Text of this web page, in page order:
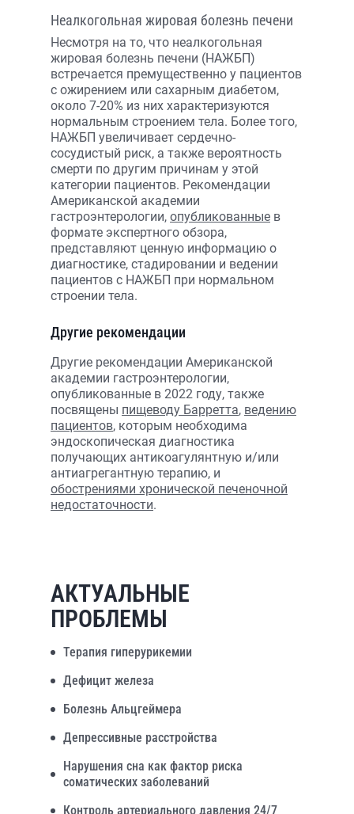
Неалкогольная жировая болезнь печени
Несмотря на то, что неалкогольная
жировая болезнь печени (НАЖБП)
встречается премущественно у пациентов
с ожирением или сахарным диабетом,
около 7-20% из них характеризуются
нормальным строением тела. Более того,
НАЖБП увеличивает сердечно-
сосудистый риск, а также вероятность
смерти по другим причинам у этой
категории пациентов. Рекомендации
Американской академии
гастроэнтерологии, опубликованные в
формате экспертного обзора,
представляют ценную информацию о
диагностике, стадировании и ведении
пациентов с НАЖБП при нормальном
строении тела.
Другие рекомендации
Другие рекомендации Американской
академии гастроэнтерологии,
опубликованные в 2022 году, также
посвящены пищеводу Барретта, ведению
пациентов, которым необходима
эндоскопическая диагностика
получающих антикоагулянтную и/или
антиагрегантную терапию, и
обострениями хронической печеночной
недостаточности.
АКТУАЛЬНЫЕ
ПРОБЛЕМЫ
Терапия гиперурикемии
Дефицит железа
Болезнь Альцгеймера
Депрессивные расстройства
Нарушения сна как фактор риска
соматических заболеваний
Контроль артериального давления 24/7